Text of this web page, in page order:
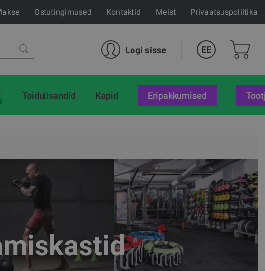
Ostutingimused Kontaktid Meist Privaatsuspoliitika
Logi sisse EE
Toidulisandid Kapid eripakkumised